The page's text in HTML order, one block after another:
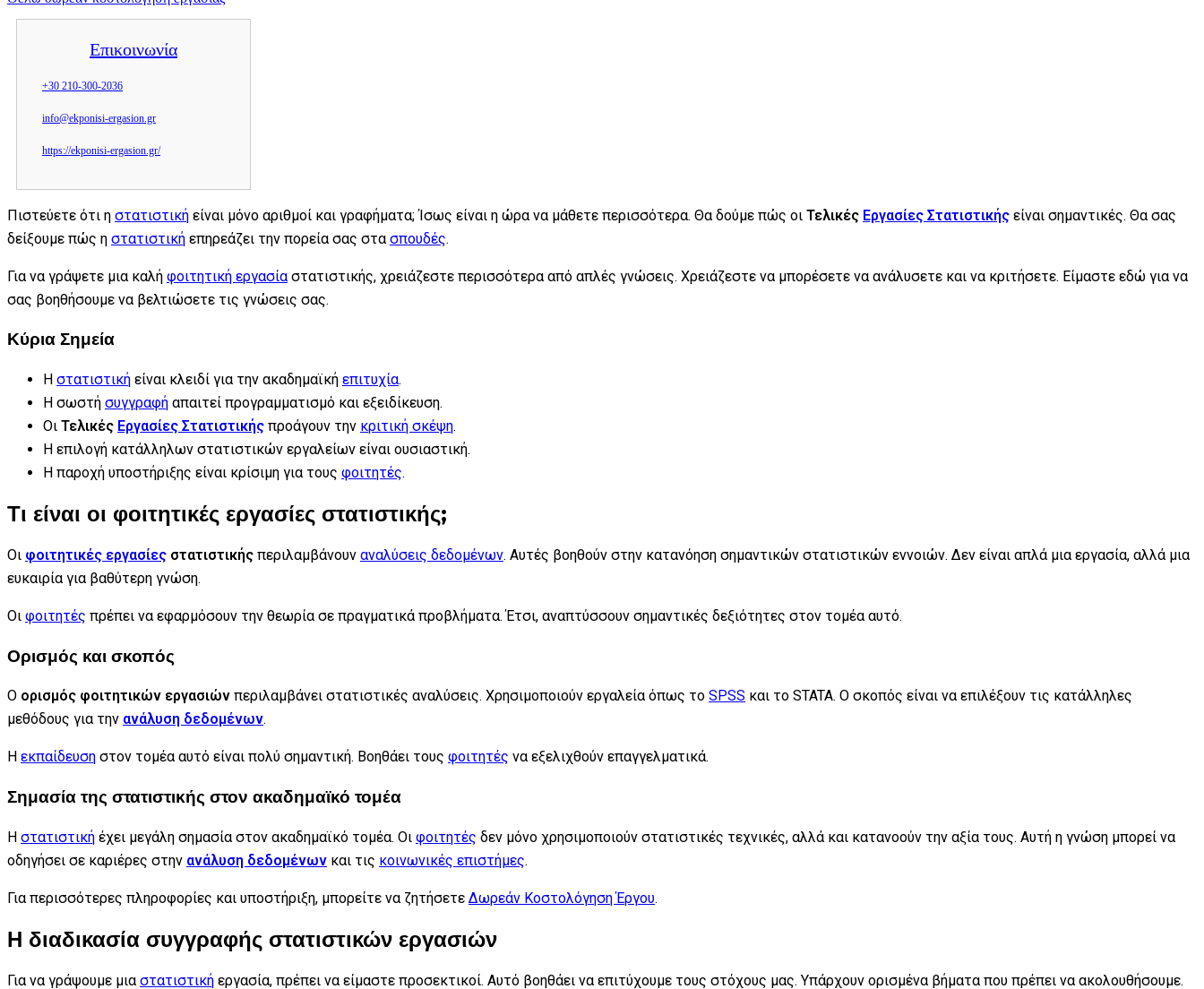
Επικοινωνία
+30 210-300-2036
info@ekponisi-ergasion.gr
https://ekponisi-ergasion.gr/
Πιστεύετε ότι η στατιστική είναι μόνο αριθμοί και γραφήματα; Ίσως είναι η ώρα να μάθετε περισσότερα. Θα δούμε πώς οι Τελικές Εργασίες Στατιστικής είναι σημαντικές. Θα σας
δείξουμε πώς η στατιστική επηρεάζει την πορεία σας στα σπουδές.
Για να γράψετε μια καλή φοιτητική εργασία στατιστικής, χρειάζεστε περισσότερα από απλές γνώσεις. Χρειάζεστε να μπορέσετε να ανάλυσετε και να κριτήσετε. Είμαστε εδώ για να
σας βοηθήσουμε να βελτιώσετε τις γνώσεις σας.
Κύρια Σημεία
Η στατιστική είναι κλειδί για την ακαδημαϊκή επιτυχία.
Η σωστή συγγραφή απαιτεί προγραμματισμό και εξειδίκευση.
Οι Τελικές Εργασίες Στατιστικής προάγουν την κριτική σκέψη.
Η επιλογή κατάλληλων στατιστικών εργαλείων είναι ουσιαστική.
Η παροχή υποστήριξης είναι κρίσιμη για τους φοιτητές.
Τι είναι οι φοιτητικές εργασίες στατιστικής;
Οι φοιτητικές εργασίες στατιστικής περιλαμβάνουν αναλύσεις δεδομένων. Αυτές βοηθούν στην κατανόηση σημαντικών στατιστικών εννοιών. Δεν είναι απλά μια εργασία, αλλά μια
ευκαιρία για βαθύτερη γνώση.
Οι φοιτητές πρέπει να εφαρμόσουν την θεωρία σε πραγματικά προβλήματα. Έτσι, αναπτύσσουν σημαντικές δεξιότητες στον τομέα αυτό.
Ορισμός και σκοπός
Ο ορισμός φοιτητικών εργασιών περιλαμβάνει στατιστικές αναλύσεις. Χρησιμοποιούν εργαλεία όπως το SPSS και το STATA. Ο σκοπός είναι να επιλέξουν τις κατάλληλες
μεθόδους για την ανάλυση δεδομένων.
Η εκπαίδευση στον τομέα αυτό είναι πολύ σημαντική. Βοηθάει τους φοιτητές να εξελιχθούν επαγγελματικά.
Σημασία της στατιστικής στον ακαδημαϊκό τομέα
Η στατιστική έχει μεγάλη σημασία στον ακαδημαϊκό τομέα. Οι φοιτητές δεν μόνο χρησιμοποιούν στατιστικές τεχνικές, αλλά και κατανοούν την αξία τους. Αυτή η γνώση μπορεί να
οδηγήσει σε καριέρες στην ανάλυση δεδομένων και τις κοινωνικές επιστήμες.
Για περισσότερες πληροφορίες και υποστήριξη, μπορείτε να ζητήσετε Δωρεάν Κοστολόγηση Έργου.
Η διαδικασία συγγραφής στατιστικών εργασιών
Για να γράψουμε μια στατιστική εργασία, πρέπει να είμαστε προσεκτικοί. Αυτό βοηθάει να επιτύχουμε τους στόχους μας. Υπάρχουν ορισμένα βήματα που πρέπει να ακολουθήσουμε.